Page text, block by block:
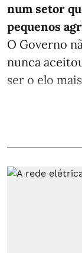
num setor
pequenos
O Governo
nunca
ser o elo